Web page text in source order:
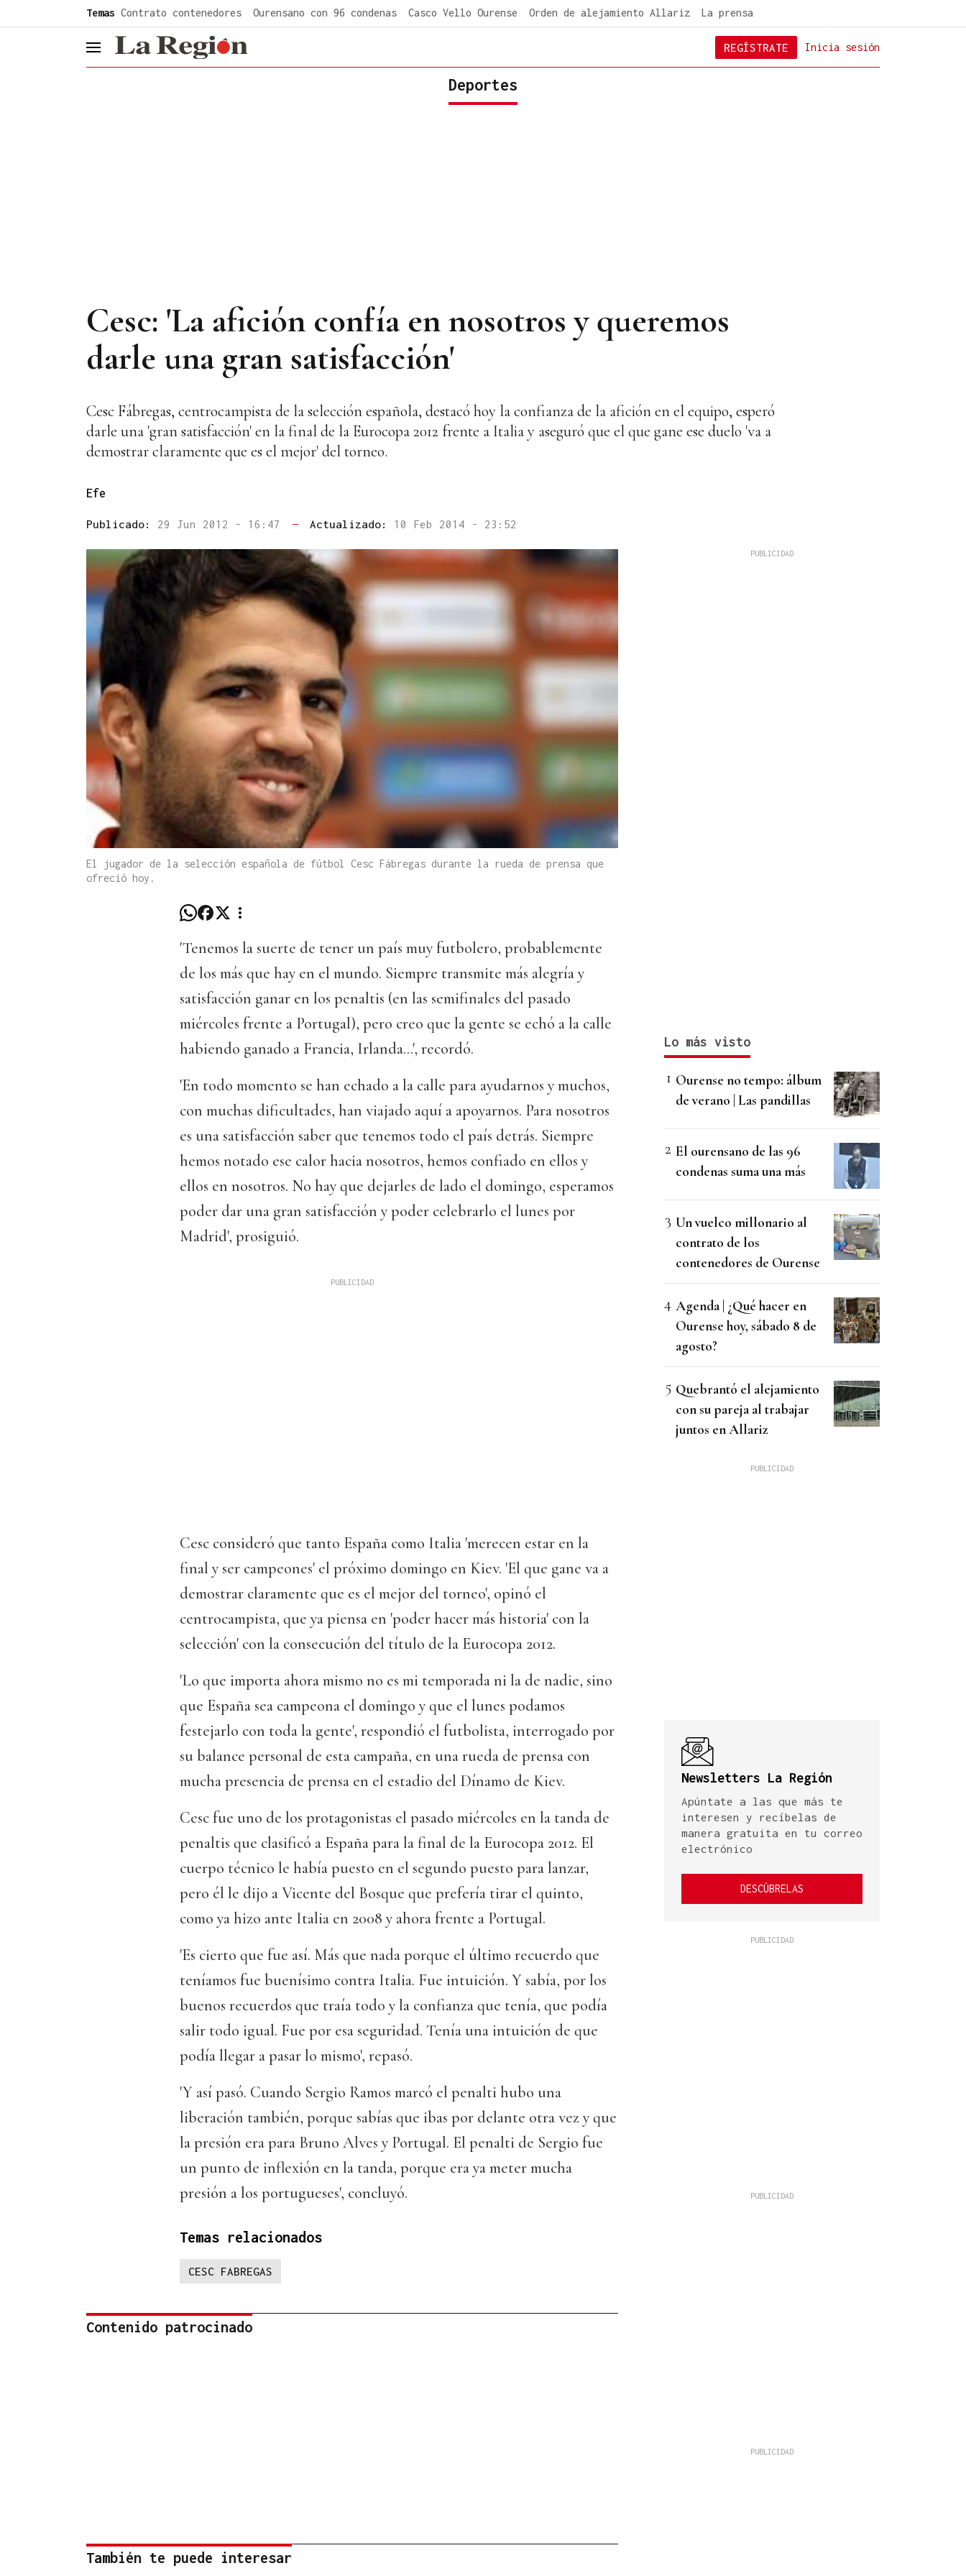
Temas Contrato contenedores Ourensano con 96 condenas Casco Vello Ourense Orden de alejamiento Allariz La prensa
header.menu.open Inicia sesión
REGÍSTRATE
Deportes
Cesc: 'La afición confía en nosotros y queremos
darle una gran satisfacción'
Cesc Fábregas, centrocampista de la selección española, destacó hoy la confianza de la afición en el equipo, esperó
darle una 'gran satisfacción' en la final de la Eurocopa 2012 frente a Italia y aseguró que el que gane ese duelo 'va a
demostrar claramente que es el mejor' del torneo.
Efe
Publicado: 29 Jun 2012 - 16:47 — Actualizado: 10 Feb 2014 - 23:52
El jugador de la selección española de fútbol Cesc Fábregas durante la rueda de prensa que
ofreció hoy.
'Tenemos la suerte de tener un país muy futbolero, probablemente
de los más que hay en el mundo. Siempre transmite más alegría y
satisfacción ganar en los penaltis (en las semifinales del pasado
miércoles frente a Portugal), pero creo que la gente se echó a la calle
habiendo ganado a Francia, Irlanda...', recordó.
'En todo momento se han echado a la calle para ayudarnos y muchos,
con muchas dificultades, han viajado aquí a apoyarnos. Para nosotros
es una satisfacción saber que tenemos todo el país detrás. Siempre
hemos notado ese calor hacia nosotros, hemos confiado en ellos y
ellos en nosotros. No hay que dejarles de lado el domingo, esperamos
poder dar una gran satisfacción y poder celebrarlo el lunes por
Madrid', prosiguió.
Cesc consideró que tanto España como Italia 'merecen estar en la
final y ser campeones' el próximo domingo en Kiev. 'El que gane va a
demostrar claramente que es el mejor del torneo', opinó el
centrocampista, que ya piensa en 'poder hacer más historia' con la
selección' con la consecución del título de la Eurocopa 2012.
'Lo que importa ahora mismo no es mi temporada ni la de nadie, sino
que España sea campeona el domingo y que el lunes podamos
festejarlo con toda la gente', respondió el futbolista, interrogado por
su balance personal de esta campaña, en una rueda de prensa con
mucha presencia de prensa en el estadio del Dínamo de Kiev.
Cesc fue uno de los protagonistas el pasado miércoles en la tanda de
penaltis que clasificó a España para la final de la Eurocopa 2012. El
cuerpo técnico le había puesto en el segundo puesto para lanzar,
pero él le dijo a Vicente del Bosque que prefería tirar el quinto,
como ya hizo ante Italia en 2008 y ahora frente a Portugal.
'Es cierto que fue así. Más que nada porque el último recuerdo que
teníamos fue buenísimo contra Italia. Fue intuición. Y sabía, por los
buenos recuerdos que traía todo y la confianza que tenía, que podía
salir todo igual. Fue por esa seguridad. Tenía una intuición de que
podía llegar a pasar lo mismo', repasó.
'Y así pasó. Cuando Sergio Ramos marcó el penalti hubo una
liberación también, porque sabías que ibas por delante otra vez y que
la presión era para Bruno Alves y Portugal. El penalti de Sergio fue
un punto de inflexión en la tanda, porque era ya meter mucha
presión a los portugueses', concluyó.
Temas relacionados
CESC FABREGAS
Contenido patrocinado
También te puede interesar
Lo más visto
Ourense no tempo: álbum
de verano | Las pandillas
El ourensano de las 96
condenas suma una más
Un vuelco millonario al
contrato de los
contenedores de Ourense
Agenda | ¿Qué hacer en
Ourense hoy, sábado 8 de
agosto?
Quebrantó el alejamiento
con su pareja al trabajar
juntos en Allariz
Newsletters La Región
Apúntate a las que más te
interesen y recíbelas de
manera gratuita en tu correo
electrónico
DESCÚBRELAS